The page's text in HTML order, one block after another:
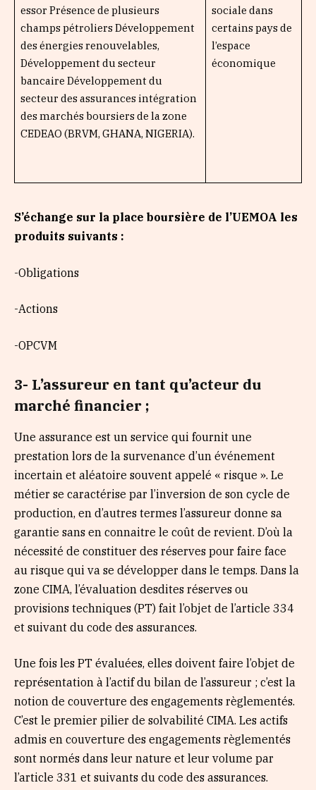
essor Présence de plusieurs
champs pétroliers Développement
des énergies renouvelables,
Développement du secteur
bancaire Développement du
secteur des assurances intégration
des marchés boursiers de la zone
CEDEAO (BRVM, GHANA, NIGERIA).
sociale dans
certains pays de
l’espace
économique
S’échange sur la place boursière de l’UEMOA les
produits suivants :
-Obligations
-Actions
-OPCVM
3- L’assureur en tant qu’acteur du
marché financier ;
Une assurance est un service qui fournit une
prestation lors de la survenance d’un événement
incertain et aléatoire souvent appelé « risque ». Le
métier se caractérise par l’inversion de son cycle de
production, en d’autres termes l’assureur donne sa
garantie sans en connaitre le coût de revient. D’où la
nécessité de constituer des réserves pour faire face
au risque qui va se développer dans le temps. Dans la
zone CIMA, l’évaluation desdites réserves ou
provisions techniques (PT) fait l’objet de l’article 334
et suivant du code des assurances.
Une fois les PT évaluées, elles doivent faire l’objet de
représentation à l’actif du bilan de l’assureur ; c’est la
notion de couverture des engagements règlementés.
C’est le premier pilier de solvabilité CIMA. Les actifs
admis en couverture des engagements règlementés
sont normés dans leur nature et leur volume par
l’article 331 et suivants du code des assurances.